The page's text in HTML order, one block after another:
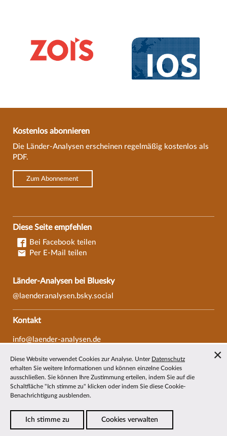
Kostenlos abonnieren
Die Länder-Analysen erscheinen regelmäßig kostenlos als
PDF.
Zum Abonnement
Diese Seite empfehlen
Bei Facebook teilen
Per E-Mail teilen
Länder-Analysen bei Bluesky
@laenderanalysen.bsky.social
Kontakt
info@laender-analysen.de
Fax: 0421/218-69607
Redaktionen
Wissenschaftliche Beiräte
Über die Länder-Analysen
Diese Website verwendet Cookies zur Analyse. Unter Datenschutz
erhalten Sie weitere Informationen und können einzelne Cookies
ausschließen. Sie können Ihre Zustimmung erteilen, indem Sie auf die
Schaltfläche "Ich stimme zu" klicken oder indem Sie diese Cookie-
Benachrichtigung ausblenden.
Ich stimme zu Cookies verwalten